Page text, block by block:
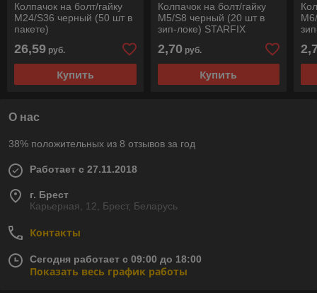
Колпачок на болт/гайку
М24/S36 черный (50 шт в
пакете)
26,59 руб.
Купить
Колпачок на болт/гайку
М5/S8 черный (20 шт в
зип-локе) STARFIX
2,70 руб.
Купить
О нас
38% положительных из 8 отзывов за год
Работает с 27.11.2018
г. Брест
Карьерная, 12, Брест, Беларусь
Контакты
Сегодня работает с 09:00 до 18:00
Показать весь график работы